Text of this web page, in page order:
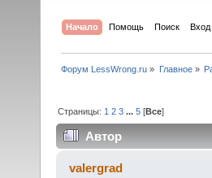
Начало Помощь Поиск Вход
Форум LessWrong.ru » Главное»
Страницы: 1 2 3 ...5 [Все]
Автор
valergrad